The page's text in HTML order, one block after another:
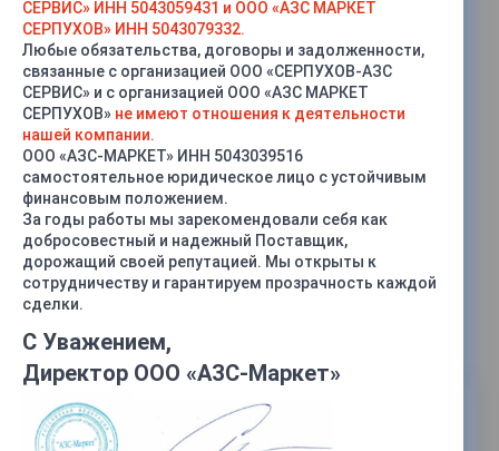
СЕРВИС» ИНН 5043059431 и ООО «АЗС МАРКЕТ
СЕРПУХОВ» ИНН 5043079332.
Любые обязательства, договоры и задолженности,
связанные с организацией ООО «СЕРПУХОВ-АЗС
СЕРВИС» и с организацией ООО «АЗС МАРКЕТ
СЕРПУХОВ» не имеют отношения к деятельности
нашей компании.
ООО «АЗС-МАРКЕТ» ИНН 5043039516
самостоятельное юридическое лицо с устойчивым
финансовым положением.
За годы работы мы зарекомендовали себя как
добросовестный и надежный Поставщик,
дорожащий своей репутацией. Мы открыты к
сотрудничеству и гарантируем прозрачность каждой
сделки.
С Уважением,
Директор ООО «АЗС-Маркет»